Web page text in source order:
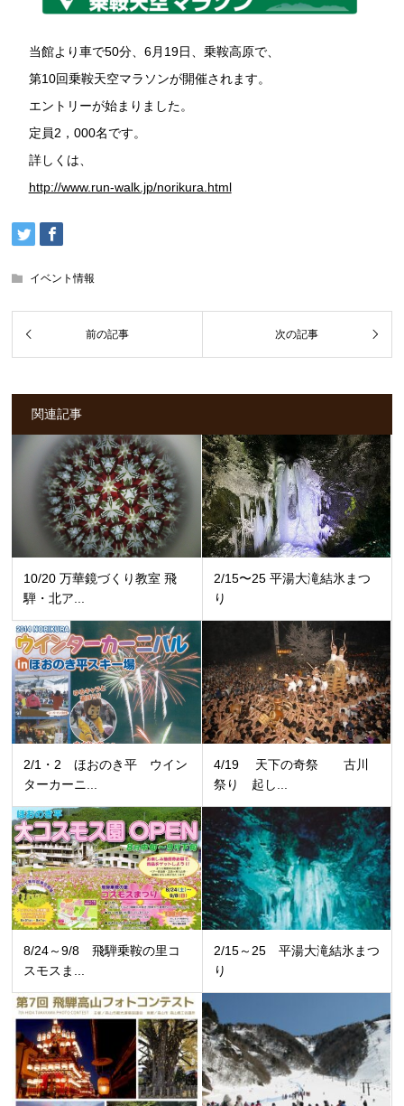
当館より車で50分、6月19日、乗鞍高原で、
第10回乗鞍天空マラソンが開催されます。
エントリーが始まりました。
定員2，000名です。
詳しくは、
http://www.run-walk.jp/norikura.html
イベント情報
関連記事
10/20 万華鏡づくり教室 飛
騨・北ア...
2/15〜25 平湯大滝結氷まつ
り
2/1・2 ほおのき平 ウイン
ターカーニ...
4/19 天下の奇祭 古川
祭り 起し...
8/24～9/8 飛騨乗鞍の里コ
スモスま...
2/15～25 平湯大滝結氷まつ
り